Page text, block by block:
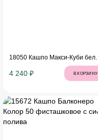
18050 Кашпо Макси-Куби бел.
4 240 ₽ В КОРЗИНУ